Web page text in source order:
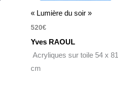
« Lumière du soir »
520€
Yves RAOUL
Acryliques sur toile 54 x 81
cm